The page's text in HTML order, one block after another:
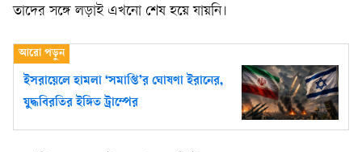
তাদের সঙ্গে লড়াই এখনো শেষ হয়ে যায়নি।
ইসরায়েলে হামলা ‘সমাপ্তি’র ঘোষণা ইরানের,
যুদ্ধবিরতির ইঙ্গিত ট্রাম্পের